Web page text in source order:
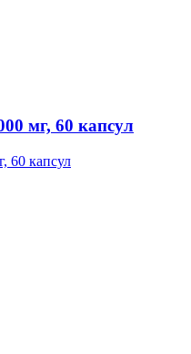
мг, 60 капсул